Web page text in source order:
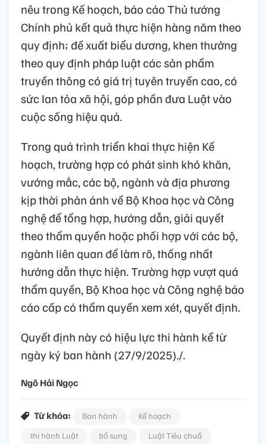
nêu trong Kế hoạch, báo cáo Thủ tướng
Chính phủ kết quả thực hiện hàng năm theo
quy định; đề xuất biểu dương, khen thưởng
theo quy định pháp luật các sản phẩm
truyền thông có giá trị tuyên truyền cao, có
sức lan tỏa xã hội, góp phần đưa Luật vào
cuộc sống hiệu quả.
Trong quá trình triển khai thực hiện Kế
hoạch, trường hợp có phát sinh khó khăn,
vướng mắc, các bộ, ngành và địa phương
kịp thời phản ánh về Bộ Khoa học và Công
nghệ để tổng hợp, hướng dẫn, giải quyết
theo thẩm quyền hoặc phối hợp với các bộ,
ngành liên quan để làm rõ, thống nhất
hướng dẫn thực hiện. Trường hợp vượt quá
thẩm quyền, Bộ Khoa học và Công nghệ báo
cáo cấp có thẩm quyền xem xét, quyết định.
Quyết định này có hiệu lực thi hành kể từ
ngày ký ban hành (27/9/2025)./.
Ngô Hải Ngọc
Từ khóa: Ban hành
Kế hoạch
thi hành Luật
bổ sung
Luật Tiêu chuẩ